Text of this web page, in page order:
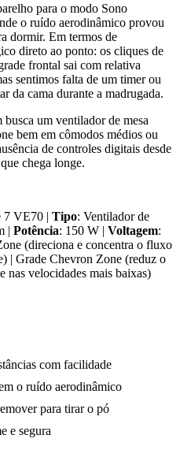
para o modo Sono
o ruído aerodinâmico provou
dormir. Em termos de
direto ao ponto: os cliques de
frontal sai com relativa
sentimos falta de um timer ou
da cama durante a madrugada.
um ventilador de mesa
bem em cômodos médios ou
de controles digitais desde
chega longe.
7 VE70 | Tipo: Ventilador de
| Potência: 150 W | Voltagem:
(direciona e concentra o fluxo
| Grade Chevron Zone (reduz o
nas velocidades mais baixas)
com facilidade
o ruído aerodinâmico
para tirar o pó
e segura